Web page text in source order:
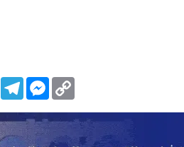
WhatsAppTelegramMessenger